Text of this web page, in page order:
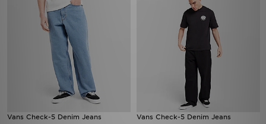
Vans Check-5 Denim Jeans Vans Check-5 Denim Jeans